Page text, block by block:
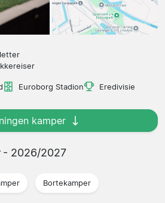
Euroborg Stadion Eredivisie
kamper
- 2026/2027
Bortekamper